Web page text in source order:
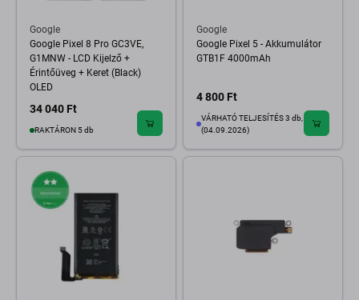
Google
Google Pixel 8 Pro GC3VE,
G1MNW - LCD Kijelző +
Érintőüveg + Keret (Black)
OLED
34 040 Ft
RAKTÁRON 5 db
Google
Google Pixel 5 - Akkumulátor
GTB1F 4000mAh
4 800 Ft
VÁRHATÓ TELJESÍTÉS 3 db,
(04.09.2026)